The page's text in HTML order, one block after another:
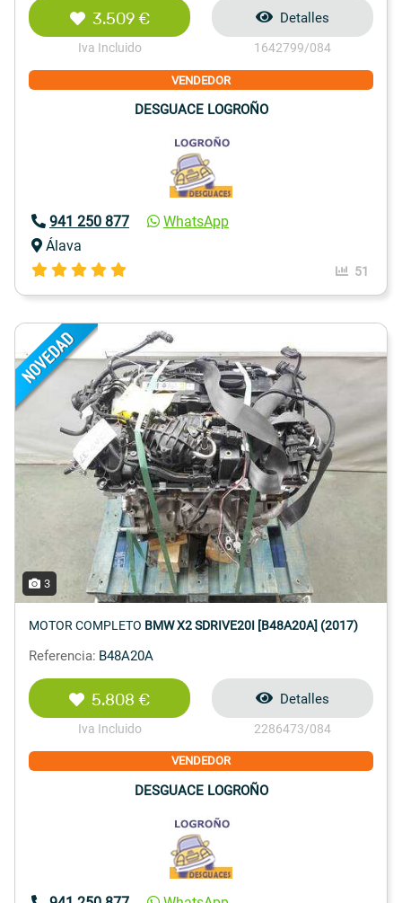
3.509 €
Iva Incluido
Detalles
1642799/084
VENDEDOR
DESGUACE LOGROÑO
941 250 877
WhatsApp
Álava
51
3
MOTOR COMPLETO BMW X2 SDRIVE20I [B48A20A] (2017)
Referencia: B48A20A
5.808 €
Iva Incluido
Detalles
2286473/084
VENDEDOR
DESGUACE LOGROÑO